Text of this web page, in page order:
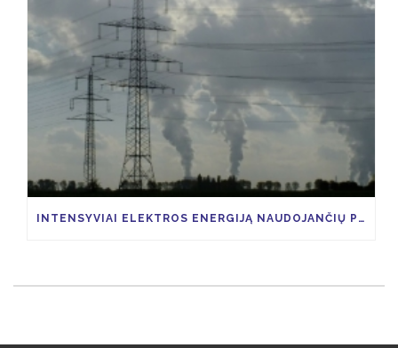
INTENSYVIAI ELEKTROS ENERGIJĄ NAUDOJANČIŲ PRAMONĖS ŠAKŲ ĮMONĖS, GALĖTŲ SUSIGRĄŽINTI 85 PROCENTUS VIAP KAINOS